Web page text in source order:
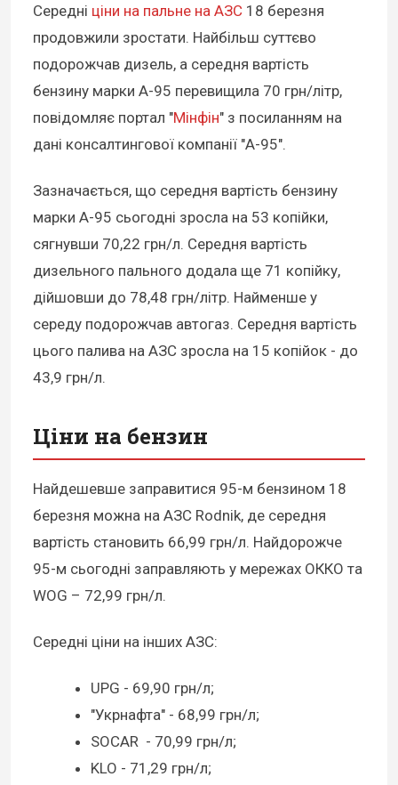
Середні ціни на пальне на АЗС 18 березня
продовжили зростати. Найбільш суттєво
подорожчав дизель, а середня вартість
бензину марки А-95 перевищила 70 грн/літр,
повідомляє портал "Мінфін" з посиланням на
дані консалтингової компанії "А-95".
Зазначається, що середня вартість бензину
марки А-95 сьогодні зросла на 53 копійки,
сягнувши 70,22 грн/л. Середня вартість
дизельного пального додала ще 71 копійку,
дійшовши до 78,48 грн/літр. Найменше у
середу подорожчав автогаз. Середня вартість
цього палива на АЗС зросла на 15 копійок - до
43,9 грн/л.
Ціни на бензин
Найдешевше заправитися 95-м бензином 18
березня можна на АЗС Rodnik, де середня
вартість становить 66,99 грн/л. Найдорожче
95-м сьогодні заправляють у мережах ОККО та
WOG – 72,99 грн/л.
Середні ціни на інших АЗС:
UPG - 69,90 грн/л;
"Укрнафта" - 68,99 грн/л;
SOCAR - 70,99 грн/л;
KLO - 71,29 грн/л;